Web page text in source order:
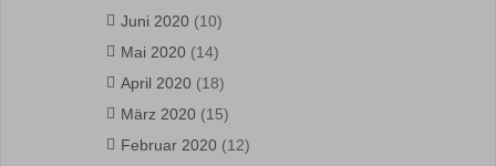
Juni 2020 (10)
Mai 2020 (14)
April 2020 (18)
März 2020 (15)
Februar 2020 (12)